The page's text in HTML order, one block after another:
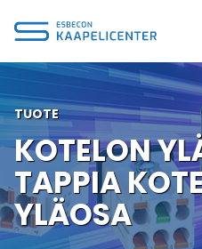
sisältöön
TUOTE
KOTELON
TAPPIA
YLÄOSA